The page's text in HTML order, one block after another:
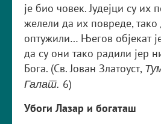
је био човек. Јудејци су их
желели да их повреде, тако
оптужили… Његов објекат
да су они тако радили јер
Бога. (Св. Јован Златоуст,
Галат. 6)
Убоги Лазар и богаташ